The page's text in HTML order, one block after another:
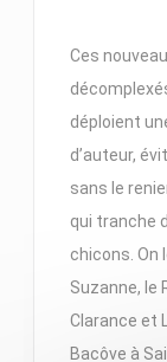
Ces
déploient
d’auteur,
sans le
qui tranche
chicons. On
Suzanne, le
Clarance et
Bacôve à